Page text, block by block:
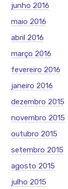
junho 2016
maio 2016
abril 2016
março 2016
fevereiro 2016
janeiro 2016
dezembro 2015
novembro 2015
outubro 2015
setembro 2015
agosto 2015
julho 2015